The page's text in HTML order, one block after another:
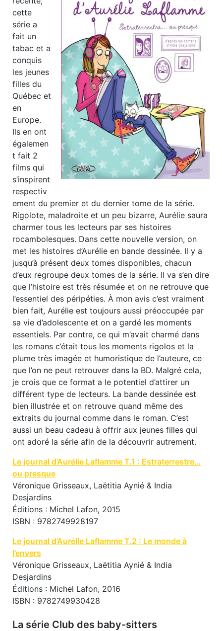
cette
série a
fait un
tabac et a
conquis
les jeunes
filles du
Québec et
en
Europe.
Ils en ont
égalemen
t fait 2
films qui
s’inspirent
respectiv
ement du premier et du dernier tome de la série.
Rigolote, maladroite et un peu bizarre, Aurélie saura
charmer tous les lecteurs par ses histoires
rocambolesques. Dans cette nouvelle version, on
met les histoires d’Aurélie en bande dessinée. Il y a
jusqu’à présent deux tomes disponibles, chacun
d’eux regroupe deux tomes de la série. Il va s’en dire
que l’histoire est très résumée et on ne retrouve que
l’essentiel des péripéties. À mon avis c’est vraiment
bien fait, Aurélie est toujours aussi préoccupée par
sa vie d’adolescente et on a gardé les moments
essentiels. Par contre, ce qui m’avait charmé dans
les romans c’était tous les moments rigolos et la
plume très imagée et humoristique de l’auteure, ce
que l’on ne peut retrouver dans la BD. Malgré cela,
je crois que ce format a le potentiel d’attirer un
différent type de lecteurs. La bande dessinée est
bien illustrée et on retrouve quand même des
extraits du journal comme dans le roman. C’est
aussi un beau cadeau à offrir aux jeunes filles qui
ont adoré la série afin de la découvrir autrement.
Le journal d’Aurélie Laflamme T.1 : Estraterrestre…
ou presque
Véronique Grisseaux, Laëtitia Aynié & India
Desjardins
Éditions : Michel Lafon, 2015
ISBN : 9782749928197
Le journal d’Aurélie Laflamme T.2 : Le monde à
l’envers
Véronique Grisseaux, Laëtitia Aynié & India
Desjardins
Éditions : Michel Lafon, 2016
ISBN : 9782749930428
La série Club des baby-sitters